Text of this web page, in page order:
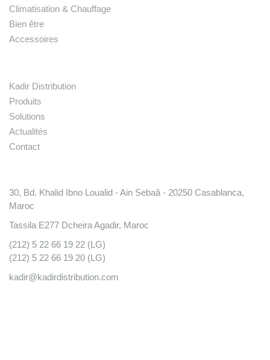
Climatisation & Chauffage
Bien être
Accessoires
Kadir Distribution
Produits
Solutions
Actualités
Contact
30, Bd. Khalid Ibno Loualid - Ain Sebaâ - 20250 Casablanca,
Maroc
Tassila E277 Dcheira Agadir, Maroc
(212) 5 22 66 19 22 (LG)
(212) 5 22 66 19 20 (LG)
kadir@kadirdistribution.com